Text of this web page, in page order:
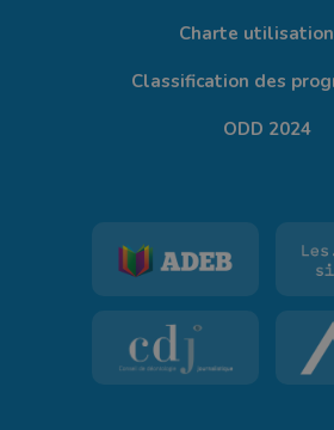
Charte
Classification des
ODD 2024